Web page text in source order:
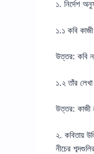
১. নির্দেশ
১.১ কবি
উত্তর: কবি
১.২ তাঁর
উত্তর: কাজী
২. কবিতায়
নীচের